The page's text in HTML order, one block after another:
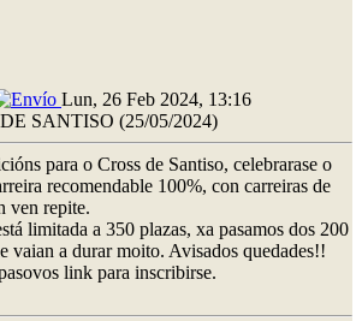
Lun, 26 Feb 2024, 13:16
SANTISO (25/05/2024)
para o Cross de Santiso, celebrarase o
recomendable 100%, con carreiras de
ven repite.
limitada a 350 plazas, xa pasamos dos 200
vaian a durar moito. Avisados quedades!!
link para inscribirse.